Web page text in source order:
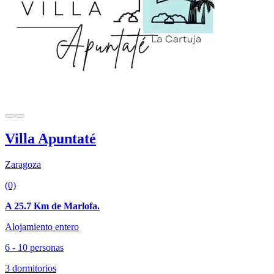
Villa Apuntaté
Zaragoza
(0)
A 25.7 Km de Marlofa.
Alojamiento entero
6 - 10 personas
3 dormitorios